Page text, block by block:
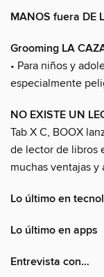
MANOS fuera DE
Grooming LA
• Para niños y
especialmente
NO EXISTE UN
Tab X C, BOOX
de lector de libros
muchas ventajas
Lo último en
Lo último en apps
Entrevista con…